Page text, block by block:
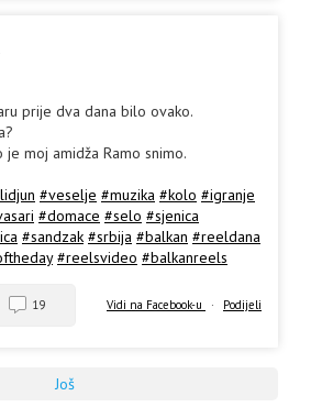
prije dva dana bilo ovako.
je moj amidža Ramo snimo.
#veselje #muzika #kolo #igranje
#domace #selo #sjenica
#sandzak #srbija #balkan #reeldana
#reelsvideo #balkanreels
Vidi na Facebook-u · Podijeli
19
Još